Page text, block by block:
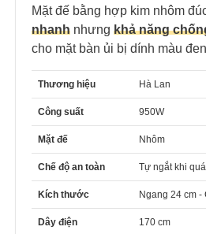
Mặt đế bằng hợp kim nhôm
nhanh nhưng khả năng
cho mặt bàn ủi bị dính màu
Thương hiệu Hà Lan
Công suất 950W
Mặt đế Nhôm
Chế độ an toàn Tự ngắt khi
Kích thước Ngang 24 cm -
Dây điện 170 cm